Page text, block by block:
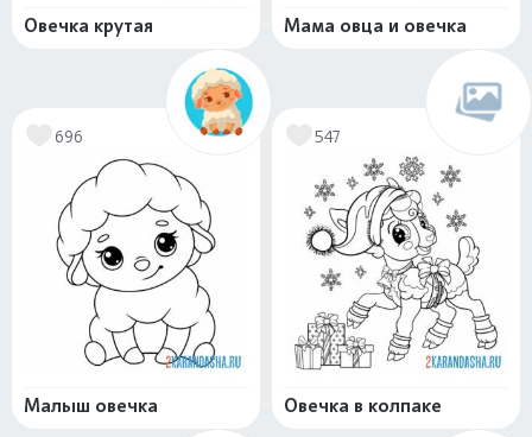
Овечка крутая Мама овца и овечка
696
Малыш овечка
547
Овечка в колпаке